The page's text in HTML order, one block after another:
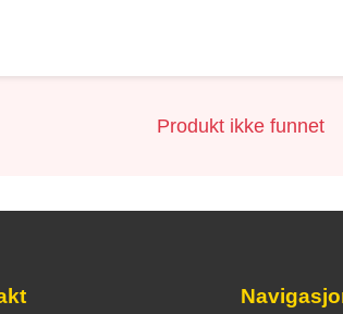
Produkt ikke funnet